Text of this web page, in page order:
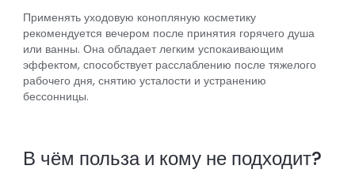
Применять уходовую конопляную косметику
рекомендуется вечером после принятия горячего душа
или ванны. Она обладает легким успокаивающим
эффектом, способствует расслаблению после тяжелого
рабочего дня, снятию усталости и устранению
бессонницы.
В чём польза и кому не подходит?